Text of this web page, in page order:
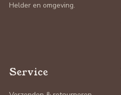
Helder en omgeving.
Service